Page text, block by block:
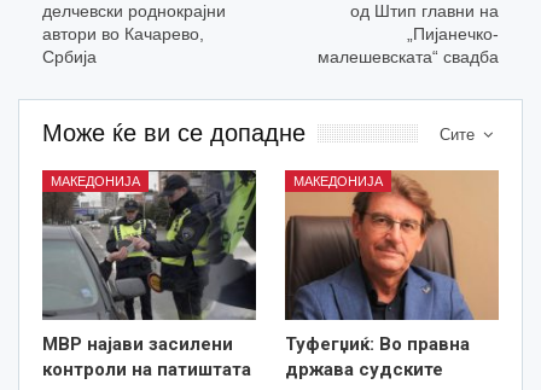
делчевски роднокрајни
автори во Качарево,
Србија
од Штип главни на
„Пијанечко-
малешевската“ свадба
Сите
Може ќе ви се допадне
МАКЕДОНИЈА
МВР најави засилени
контроли на патиштата
МАКЕДОНИЈА
Туфегџиќ: Во правна
држава судските